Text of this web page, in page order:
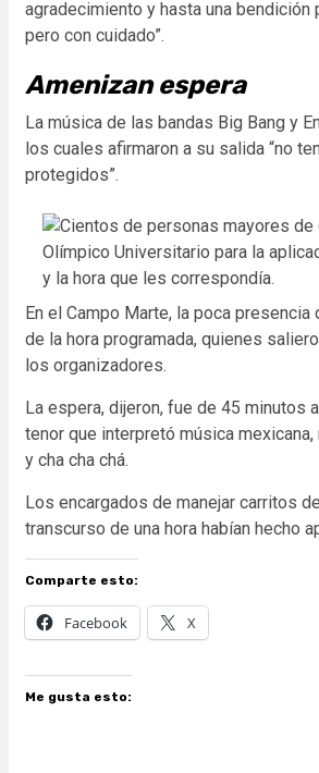
agradecimiento y hasta una bendición
pero con cuidado”.
Amenizan espera
La música de las bandas Big Bang y
los cuales afirmaron a su salida “no
protegidos”.
En el Campo Marte, la poca
de la hora programada, quienes
los organizadores.
La espera, dijeron, fue de 45 minutos
tenor que interpretó música
y cha cha chá.
Los encargados de manejar carritos
transcurso de una hora habían hecho
Comparte esto:
Facebook X
Me gusta esto: